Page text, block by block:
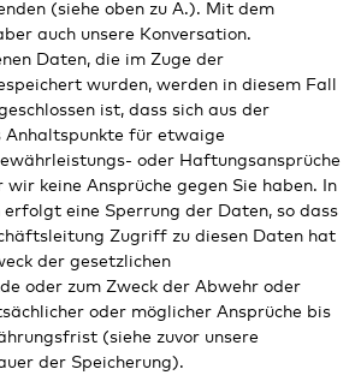
(siehe oben zu A.). Mit dem
auch unsere Konversation.
Daten, die im Zuge der
wurden, werden in diesem Fall
ist, dass sich aus der
Anhaltspunkte für etwaige
oder Haftungsansprüche
wir keine Ansprüche gegen Sie haben. In
eine Sperrung der Daten, so dass
Zugriff zu diesen Daten hat
der gesetzlichen
oder zum Zweck der Abwehr oder
oder möglicher Ansprüche bis
(siehe zuvor unsere
der Speicherung).